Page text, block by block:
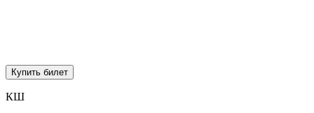
Купить билет
КШ